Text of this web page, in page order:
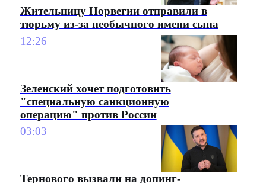
Жительницу Норвегии отправили в
тюрьму из-за необычного имени сына
12:26
Зеленский хочет подготовить
"специальную санкционную
операцию" против России
03:03
Тернового вызвали на допинг-